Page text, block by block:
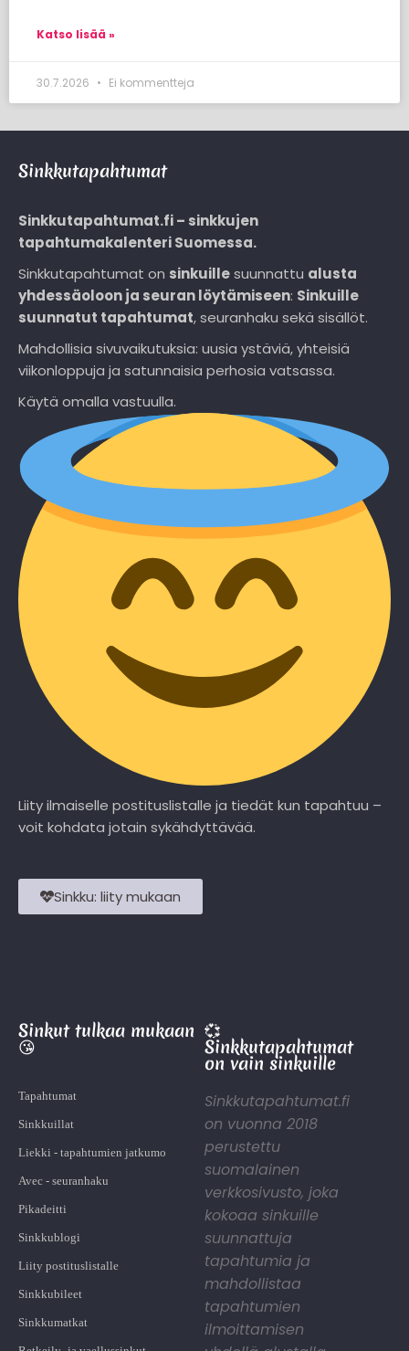
Katso lisää »
30.7.2026 Ei kommentteja
Sinkkutapahtumat
Sinkkutapahtumat.fi – sinkkujen
tapahtumakalenteri Suomessa.
Sinkkutapahtumat on sinkuillesuunnattu alusta
yhdessäoloon ja seuran löytämiseen: Sinkuille
suunnatut tapahtumat, seuranhaku sekä sisällöt.
Mahdollisia sivuvaikutuksia: uusia ystäviä, yhteisiä
viikonloppuja ja satunnaisia perhosia vatsassa.
Käytä omalla vastuulla.
Liity ilmaiselle postituslistalle ja tiedät kun tapahtuu –
voit kohdata jotain sykähdyttävää.
Sinkku: liity mukaan
Sinkut tulkaa mukaan
😘
Tapahtumat
Sinkkuillat
Liekki - tapahtumien jatkumo
Avec - seuranhaku
Pikadeitti
Sinkkublogi
Liity postituslistalle
Sinkkubileet
Sinkkumatkat
💞
Sinkkutapahtumat
on vain sinkuille
Sinkkutapahtumat.fi
on vuonna 2018
perustettu
suomalainen
verkkosivusto, joka
kokoaa sinkuille
suunnattuja
tapahtumia ja
mahdollistaa
tapahtumien
ilmoittamisen